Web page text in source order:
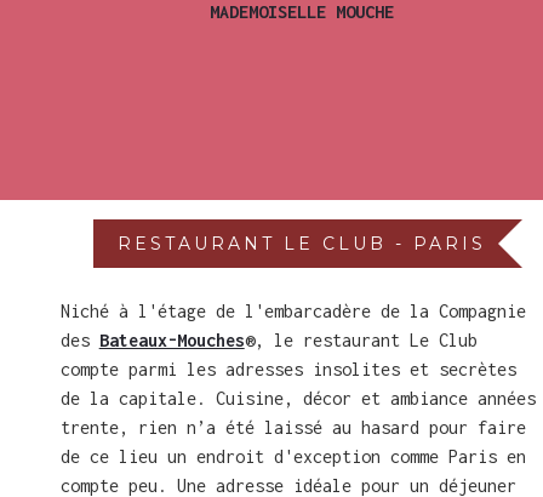
MADEMOISELLE MOUCHE
RESTAURANT LE CLUB - PARIS
Niché à l'étage de l'embarcadère de la Compagnie
des Bateaux-Mouches®, le restaurant Le Club
compte parmi les adresses insolites et secrètes
de la capitale. Cuisine, décor et ambiance années
trente, rien n’a été laissé au hasard pour faire
de ce lieu un endroit d'exception comme Paris en
compte peu. Une adresse idéale pour un déjeuner